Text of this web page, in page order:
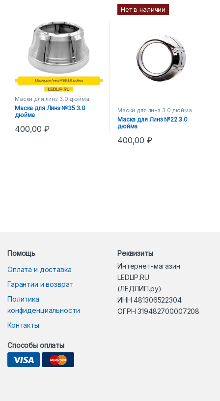
Маски для линз 3.0 дюйма
Маска для Линз №35 3.0
дюйма
400,00₽
Нет в наличии
Маски для линз 3.0 дюйма
Маска для Линз №22 3.0
дюйма
400,00₽
Помощь
Оплата и доставка
Гарантии и возврат
Политика
конфиденциальности
Контакты
Реквизиты
Интернет-магазин
LEDLIP.RU
(ЛЕДЛИП.ру)
ИНН 481306522304
ОГРН 319482700007208
Способы оплаты